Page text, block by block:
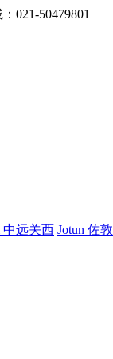
021-50479801
中远关西 Jotun 佐敦